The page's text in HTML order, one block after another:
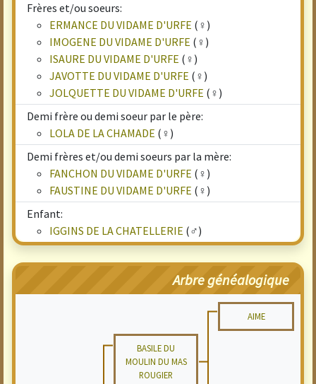
Frères et/ou soeurs:
ERMANCE DU VIDAME D'URFE (♀)
IMOGENE DU VIDAME D'URFE (♀)
ISAURE DU VIDAME D'URFE (♀)
JAVOTTE DU VIDAME D'URFE (♀)
JOLQUETTE DU VIDAME D'URFE (♀)
Demi frère ou demi soeur par le père:
LOLA DE LA CHAMADE (♀)
Demi frères et/ou demi soeurs par la mère:
FANCHON DU VIDAME D'URFE (♀)
FAUSTINE DU VIDAME D'URFE (♀)
Enfant:
IGGINS DE LA CHATELLERIE (♂)
Arbre généalogique
AIME
BASILE DU
MOULIN DU MAS
ROUGIER